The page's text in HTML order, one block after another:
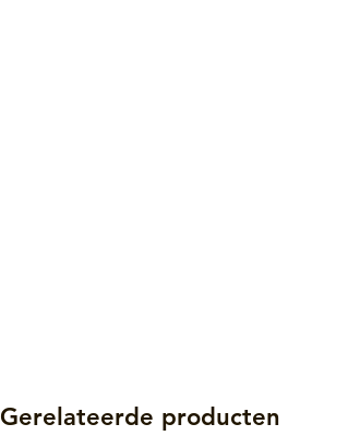
Gerelateerde producten